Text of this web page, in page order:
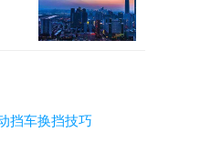
挡车换挡技巧